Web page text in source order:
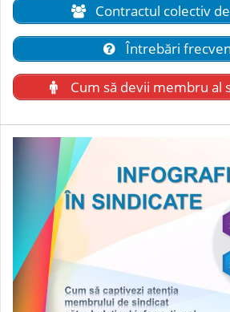
Contractul colectiv
Întrebări
Cum să devii membru al